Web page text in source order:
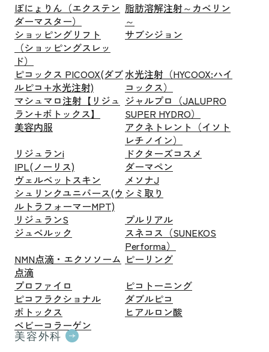
ぽにょりん（エクステン
ダーマスター）
脂肪溶解注射～カベリン
～
ショッピングリフト
（ショッピングスレッ
ド）
サブシジョン
ピコックス PICOOX(ダブ
ルピコ+水光注射)
水光注射（HYCOOX:ハイ
コックス）
マシュマロ注射【リジュ
ラン+ボトックス】
ジャルプロ（JALUPRO
SUPER HYDRO）
美容内服
アクネトレント（イソト
レチノイン）
リジュランi
ドクターズコスメ
IPL(ノーリス)
ダーマペン
ヴェルベットスキン
メソナJ
シュリンクユニバース(ウ
ルトラフォーマーMPT)
シミ取り
リジュランS
プルリアル
ジュベルック
スネコス（SUNEKOS
Performa）
NMN点滴・エクソソーム
点滴
ピーリング
プロファイロ
ピコトーニング
ピコフラクショナル
ダブルピコ
ボトックス
ヒアルロン酸
ベビーコラーゲン
美容外科